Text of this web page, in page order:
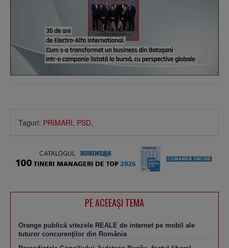
Taguri: PRIMARI, PSD,
PE ACEEAŞI TEMA
Orange publică vitezele REALE de internet pe mobil ale
tuturor concurenţilor din România